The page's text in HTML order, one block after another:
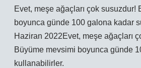
Evet, meşe ağaçları çok susuzdur!
boyunca günde 100 galona kadar
Haziran 2022Evet, meşe ağaçları
Büyüme mevsimi boyunca günde
kullanabilirler.